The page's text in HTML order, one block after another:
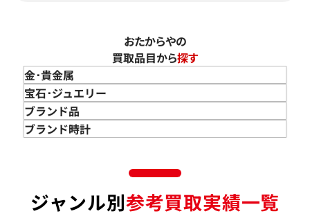
おたからやの
買取品目から探す
金･貴金属
金 買取
金のインゴット 買取
金のアクセサリー 買取
金のブレスレット 買取
金のブローチ 買取
宝石･ジュエリー
宝石･ジュエリー買取
ダイヤモンド 買取
オパール 買取
ブランド品
バッグ･小物 買取
カルティエ 買取
ブランド時計
フィリップ 買取
ジャンル別参考買取実績一覧